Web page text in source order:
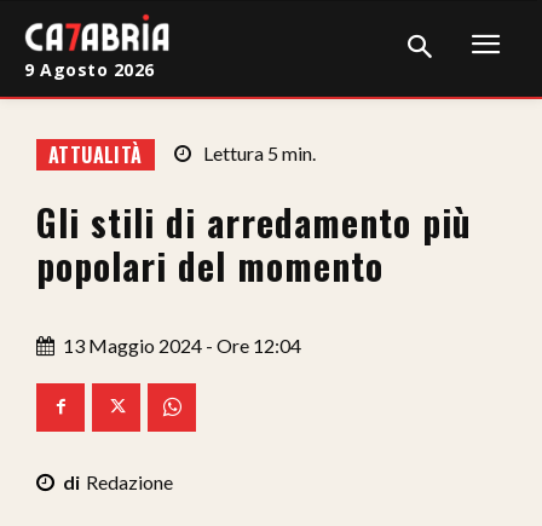
Cronaca
Giudiziaria
Politica
Sport
Attualità
9 Agosto 2026
ATTUALITÀ Lettura 5min.
Gli stili di arredamento più
popolari del momento
13 Maggio 2024 - Ore 12:04
Redazione